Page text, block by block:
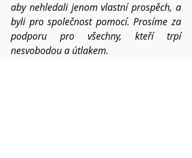
aby nehledali jenom vlastní prospěch, a
byli pro společnost pomocí. Prosíme za
podporu pro všechny, kteří trpí
nesvobodou a útlakem.